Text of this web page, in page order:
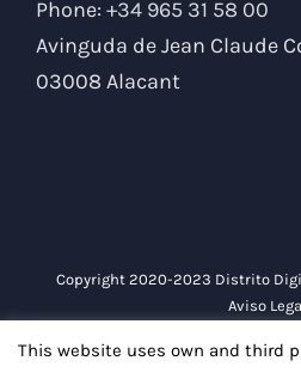
Phone: +34 965 31 58 00
Avinguda de Jean Claude
03008 Alacant
Copyright 2020-2023 Distrito
Aviso
This website uses own and third